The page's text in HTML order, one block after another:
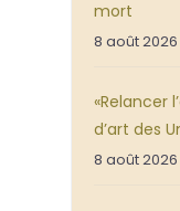
mort
8 août 2026
«Relancer
d’art des
8 août 2026